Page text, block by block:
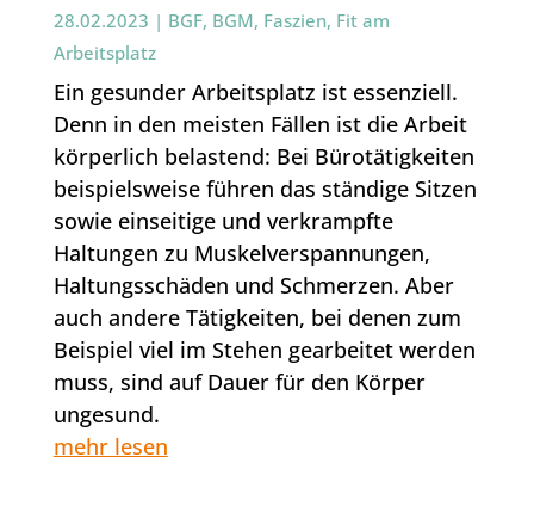
28.02.2023 | BGF, BGM, Faszien, Fit am
Arbeitsplatz
Ein gesunder Arbeitsplatz ist essenziell.
Denn in den meisten Fällen ist die Arbeit
körperlich belastend: Bei Bürotätigkeiten
beispielsweise führen das ständige Sitzen
sowie einseitige und verkrampfte
Haltungen zu Muskelverspannungen,
Haltungsschäden und Schmerzen. Aber
auch andere Tätigkeiten, bei denen zum
Beispiel viel im Stehen gearbeitet werden
muss, sind auf Dauer für den Körper
ungesund.
mehr lesen